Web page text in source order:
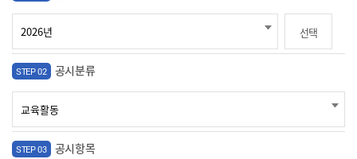
선택
STEP 02 공시분류
STEP 03 공시항목